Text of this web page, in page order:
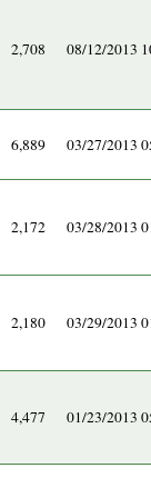
2,708 08/12/2013
6,889 03/27/2013
2,172 03/28/2013
2,180 03/29/2013
4,477 01/23/2013